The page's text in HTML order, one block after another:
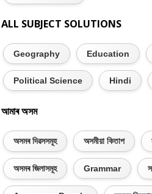
ALL SUBJECT SOLUTIONS
Geography Education
Political Science Hindi
আমাৰ অসম
অসমৰ দিৱসসমূহ অসমীয়া কিতাপ
অসমৰ জিলাসমূহ Grammar